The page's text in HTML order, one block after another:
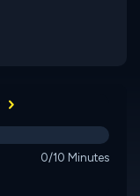
0/10 Minutes